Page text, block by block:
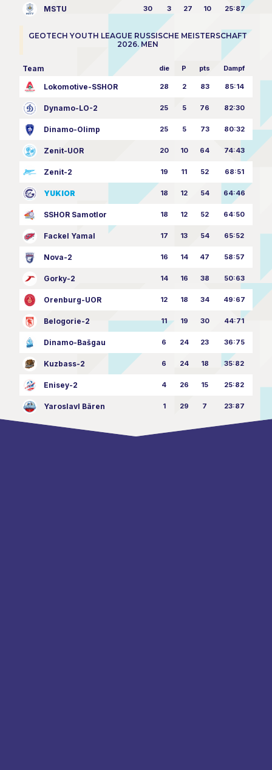
MSTU 30 3 27 10 25:87
GEOTECH YOUTH LEAGUE RUSSISCHE MEISTERSCHAFT
2026. MEN
Team die P pts Dampf
Lokomotive-SSHOR 28 2 83 85:14
Dynamo-LO-2 25 5 76 82:30
Dinamo-Olimp 25 5 73 80:32
Zenit-UOR 20 10 64 74:43
Zenit-2 19 11 52 68:51
YUKIOR 18 12 54 64:46
SSHOR Samotlor 18 12 52 64:50
Fackel Yamal 17 13 54 65:52
Nova-2 16 14 47 58:57
Gorky-2 14 16 38 50:63
Orenburg-UOR 12 18 34 49:67
Belogorie-2 11 19 30 44:71
Dinamo-Bašgau 6 24 23 36:75
Kuzbass-2 6 24 18 35:82
Enisey-2 4 26 15 25:82
Yaroslavl Bären 1 29 7 23:87